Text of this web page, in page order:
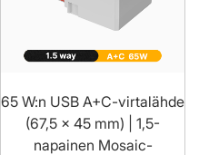
65 W:n USB A+C-virtalähde
(67,5 x 45 mm) | 1,5-
napainen Mosaic-